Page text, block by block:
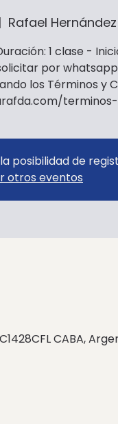
Rafael Hernández
1 clase -
por
los Términos y
posibilidad de
otros eventos
CABA,